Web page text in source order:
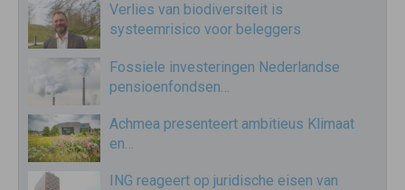
Verlies van biodiversiteit is
systeemrisico voor beleggers
Fossiele investeringen Nederlandse
pensioenfondsen…
Achmea presenteert ambitieus Klimaat
en…
ING reageert op juridische eisen van